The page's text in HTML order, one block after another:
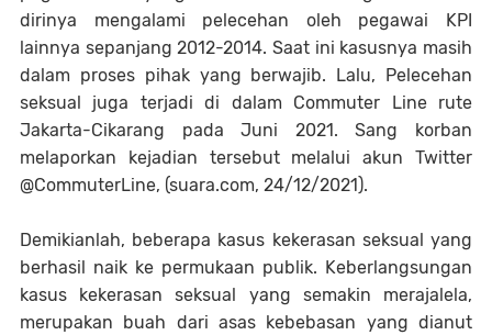
dirinya mengalami pelecehan oleh pegawai KPI
lainnya sepanjang 2012-2014. Saat ini kasusnya masih
dalam proses pihak yang berwajib. Lalu, Pelecehan
seksual juga terjadi di dalam Commuter Line rute
Jakarta-Cikarang pada Juni 2021. Sang korban
melaporkan kejadian tersebut melalui akun Twitter
@CommuterLine, (suara.com, 24/12/2021).
Demikianlah, beberapa kasus kekerasan seksual yang
berhasil naik ke permukaan publik. Keberlangsungan
kasus kekerasan seksual yang semakin merajalela,
merupakan buah dari asas kebebasan yang dianut